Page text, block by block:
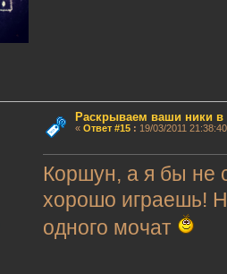
Раскрываем ваши ники в
« Ответ #15: 19/03/2011
Коршун, а я бы не
хорошо играешь!
одного мочат